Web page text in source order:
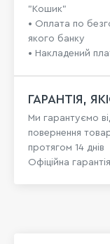
"Кошик"
• Оплата по
якого банку
• Накладений
ГАРАНТІЯ,
Ми гарантуємо
повернення
протягом 14 днів
Офіційна